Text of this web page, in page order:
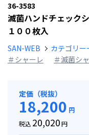
36-3583
滅菌ハンドチェック
１００枚入
SAN-WEB カテゴリー
＃シャーレ
＃滅菌シ
定価（税抜）
18,200 円
税込 20,020円